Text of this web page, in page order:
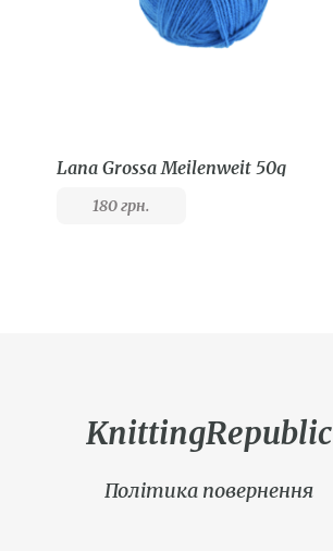
Lana Grossa Meilenweit 50g
180грн.
KnittingRepublic
Політика повернення